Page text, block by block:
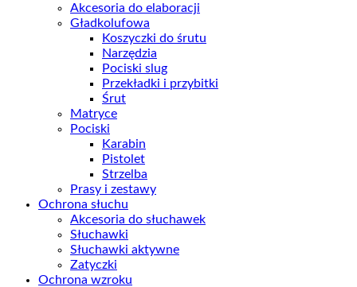
Akcesoria do elaboracji
Gładkolufowa
Koszyczki do śrutu
Narzędzia
Pociski slug
Przekładki i przybitki
Śrut
Matryce
Pociski
Karabin
Pistolet
Strzelba
Prasy i zestawy
Ochrona słuchu
Akcesoria do słuchawek
Słuchawki
Słuchawki aktywne
Zatyczki
Ochrona wzroku